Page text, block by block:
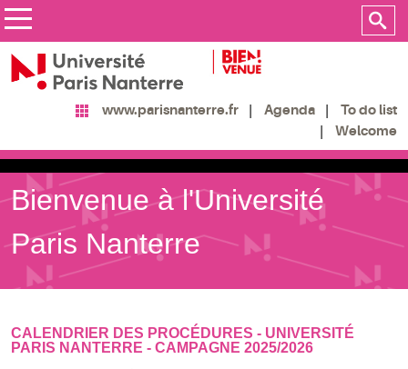
www.parisnanterre.fr Agenda
To do list
Welcome
Bienvenue à l'Université
Paris Nanterre
CALENDRIER DES PROCÉDURES - UNIVERSITÉ
PARIS NANTERRE - CAMPAGNE 2025/2026